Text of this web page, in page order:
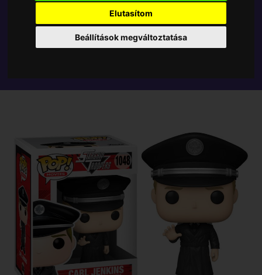
Elutasítom
Beállítások megváltoztatása